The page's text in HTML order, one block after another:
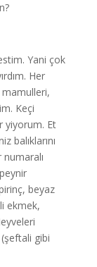
Yani çok
Her
mamulleri,
Keçi
yiyorum. Et
balıklarını
numaralı
beyaz
ekmek,
gibi